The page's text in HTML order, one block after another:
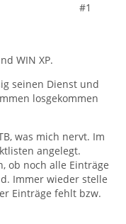
#1
WIN XP.
seinen Dienst und
losgekommen
was mich nervt. Im
angelegt.
ob noch alle Einträge
Immer wieder stelle
Einträge fehlt bzw.